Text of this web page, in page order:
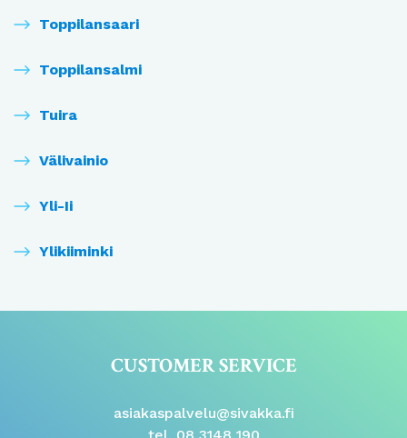
Toppilansaari
Toppilansalmi
Tuira
Välivainio
Yli-Ii
Ylikiiminki
CUSTOMER SERVICE
asiakaspalvelu@sivakka.fi